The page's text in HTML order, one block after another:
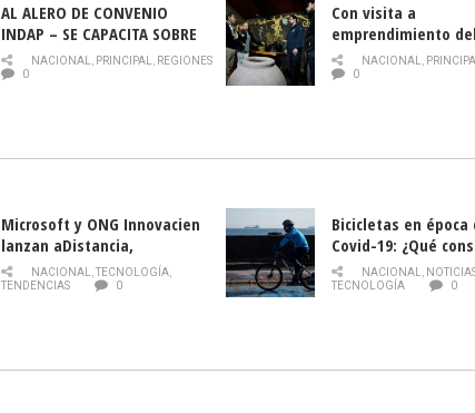
AL ALERO DE CONVENIO
INDAP – SE CAPACITA SOBRE
PLAGA DROSOPHILA SUZUKII
NACIONAL, PRINCIPAL, REGIONES
0
Con visita a
emprendimiento
y llamado al
historia campesina
NACIONAL,
0
Microsoft y ONG Innovacien
lanzan aDistancia,
plataforma con cursos
gratuitos online sobre
NACIONAL,TECNOLOGÍA,
TENDENCIAS
0
Bicicletas en época
Covid-19: ¿Qué
momento de
NACIONAL,
TECNOLOGÍA
0